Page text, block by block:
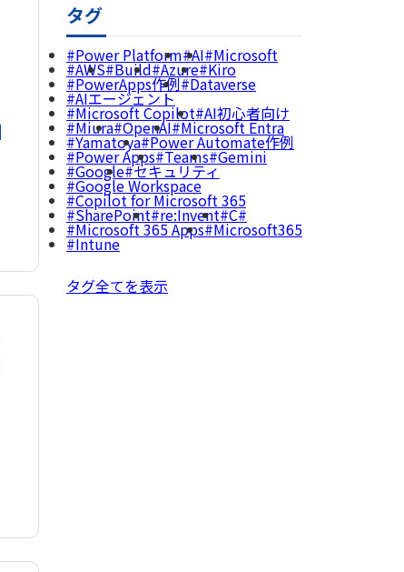
タグ
Power Platform AI Microsoft
AWS Build Azure Kiro
PowerApps作例 Dataverse
AIエージェント
Microsoft Copilot AI初心者向け
Miura OpenAI Microsoft Entra
Yamatoya Power Automate作例
Power Apps Teams Gemini
Google セキュリティ
Google Workspace
Copilot for Microsoft 365
SharePoint re:Invent C#
Microsoft 365 Apps Microsoft365
Intune
タグ全てを表示